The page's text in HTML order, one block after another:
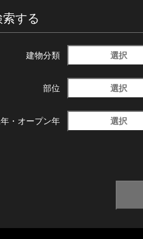
する
建物分類 選択
部位 選択
・ オープン年 選択